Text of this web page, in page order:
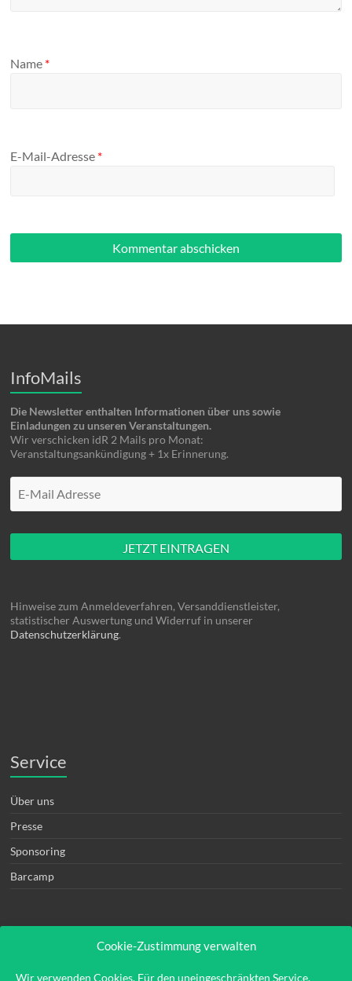
Cookie-Zustimmung verwalten
Wir verwenden Cookies. Für den uneingeschränkten Service,
Name *
E-Mail-Adresse *
InfoMails
Die Newsletter enthalten Informationen über uns sowie
Einladungen zu unseren Veranstaltungen.
Wir verschicken idR 2 Mails pro Monat:
Veranstaltungsankündigung + 1x Erinnerung.
Hinweise zum Anmeldeverfahren, Versanddienstleister,
statistischer Auswertung und Widerruf in unserer
Datenschutzerklärung.
Service
Über uns
Presse
Sponsoring
Barcamp